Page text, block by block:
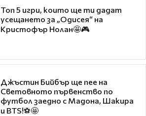
Топ 5 игри, които ще ти дадат
усещането за „Одисея“ на
Кристофър Нолан🤩🎮
Джъстин Бийбър ще пее на
Световното първенство по
футбол заедно с Мадона, Шакира
и BTS!⚽🤩